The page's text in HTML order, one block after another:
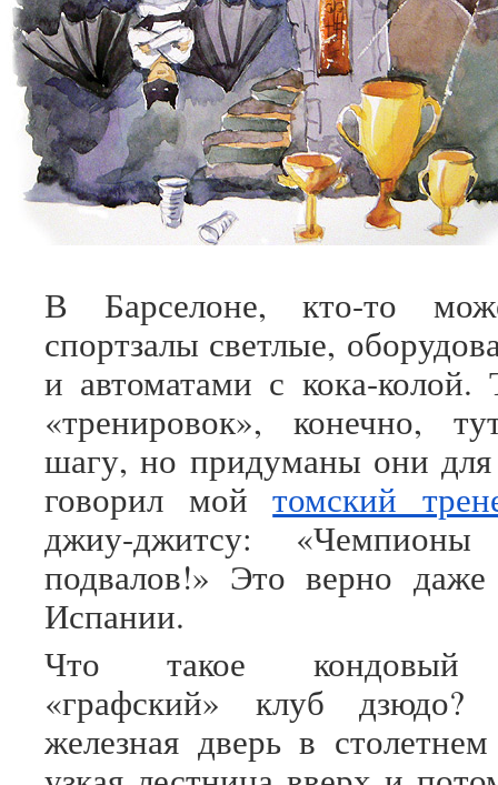
В Барселоне, кто-то
спортзалы светлые,
и автоматами с кока-колой.
«тренировок», конечно,
шагу, но придуманы они для
говорил мойтомский
джиу-джитсу:
подвалов!» Это верно
Испании.
Что такое кондовый
«графский» клуб дзюдо?
железная дверь в